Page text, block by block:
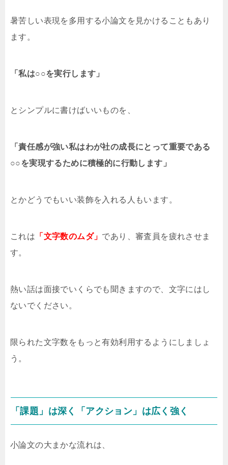
暑苦しい表現を多用する小論文を見かけることもあり
ます。
「私は○○を実行します」
とシンプルに書けばいいものを、
「責任感が強い私はわが社の成長にとって重要である
○○を実現するために積極的に行動します」
とかどうでもいい装飾を入れる人もいます。
これは 「文字数のムダ」 であり、審査員を疲れさせま
す。
熱い話は面接でいくらでも聞きますので、文字にはし
ないでください。
限られた文字数をもっと有効利用するようにしましょ
う。
「課題」は深く「アクション」は広く強く
小論文の大まかな流れは、